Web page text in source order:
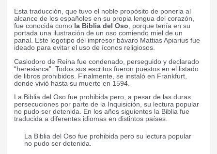
Esta traducción, que tuvo el noble propósito de ponerla al
alcance de los españoles en su propia lengua del corazón,
fue conocida como la Biblia del Oso, porque tenía en su
portada una ilustración de un oso comiendo miel de un
panal. Este logotipo del impresor bávaro Mattias Apiarius fue
ideado para evitar el uso de íconos religiosos.
Casiodoro de Reina fue condenado, perseguido y declarado
“heresiarca”. Todos sus escritos fueron puestos en el listado
de libros prohibidos. Finalmente, se instaló en Frankfurt,
donde vivió hasta su muerte en 1594.
La Biblia del Oso fue prohibida pero, a pesar de las duras
persecuciones por parte de la Inquisición, su lectura popular
no pudo ser detenida. En los años siguientes la Biblia fue
traducida a diferentes idiomas en distintos países.
La Biblia del Oso fue prohibida pero su lectura popular
no pudo ser detenida.